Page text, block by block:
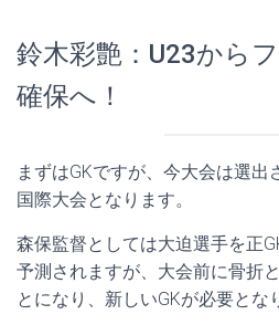
鈴木彩艶：U23から
確保へ！
まずはGKですが、今大会は選
国際大会となります。
森保監督としては大迫選手を正
予測されますが、大会前に骨折
とになり、新しいGKが必要とな